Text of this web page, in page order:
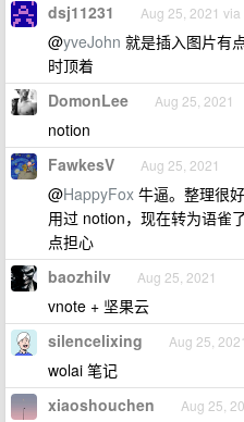
dsj11231 Aug 25, 2021
@yveJohn 就是插入图片有
时顶着
DomonLee Aug 25, 2021
notion
FawkesV Aug 25, 2021
@HappyFox 牛逼。整理很好
用过 notion，现在转为语雀
点担心
baozhilv Aug 25, 2021
vnote + 坚果云
silencelixing Aug 25, 2021
wolai 笔记
xiaoshouchen Aug 25,